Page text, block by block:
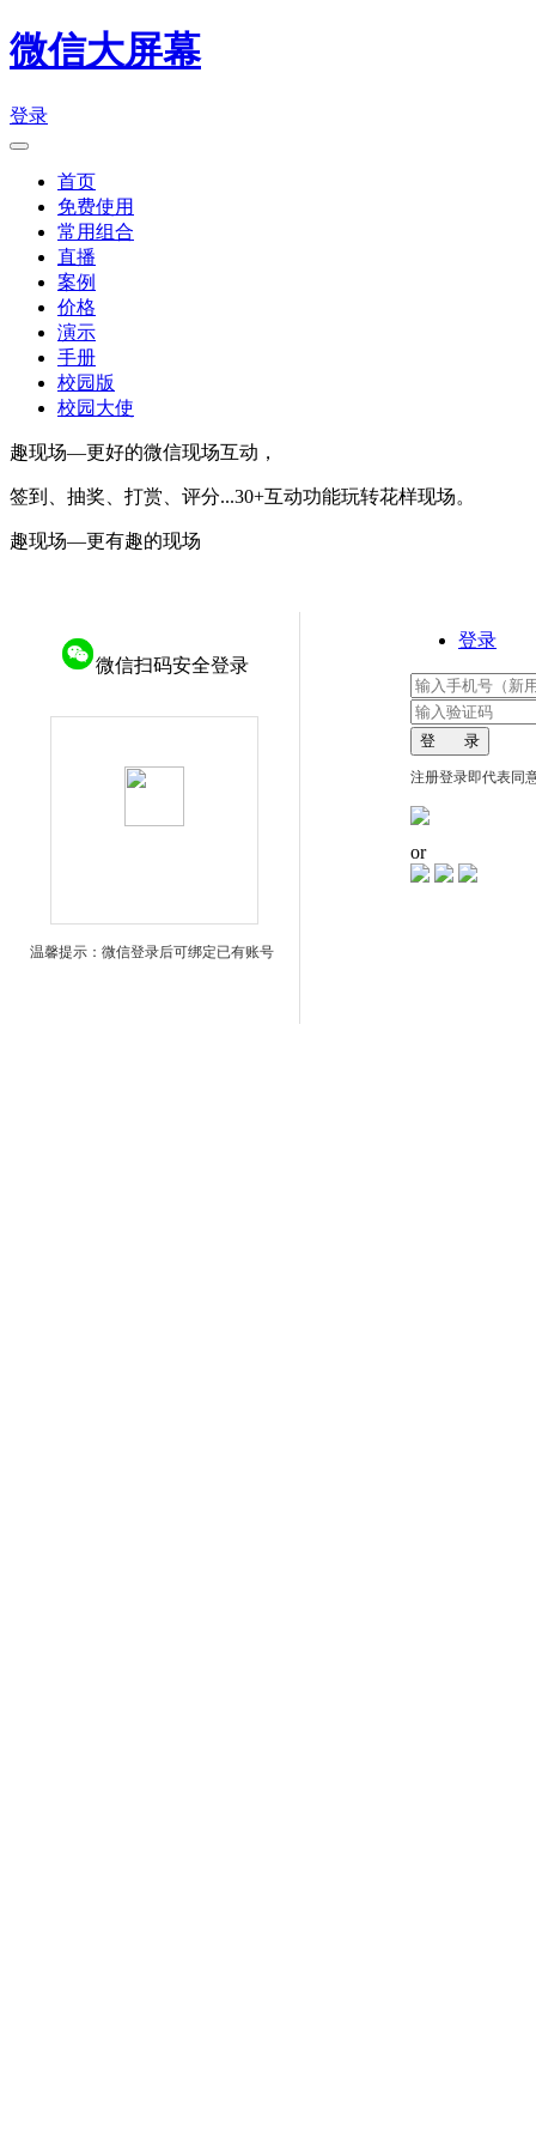
微信大屏幕
登录
首页
免费使用
常用组合
直播
案例
价格
演示
手册
校园版
校园大使
趣现场—更好的微信现场互动，
签到、抽奖、打赏、评分...30+互动功能玩转花样现场。
趣现场—更有趣的现场
微信扫码安全登录
温馨提示：微信登录后可绑定已有账号
登录
登 录
注册登录即代表同
or